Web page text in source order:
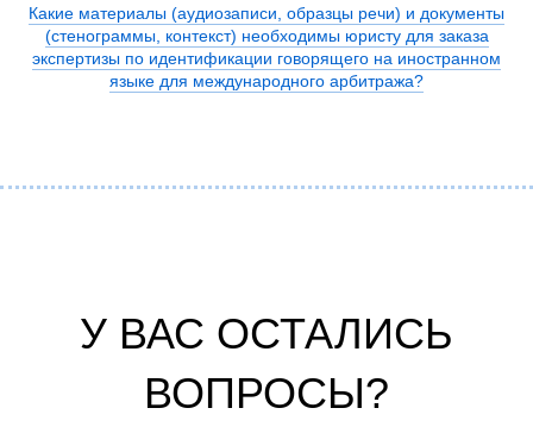
Какие материалы (аудиозаписи, образцы речи) и документы
(стенограммы, контекст) необходимы юристу для заказа
экспертизы по идентификации говорящего на иностранном
языке для международного арбитража?
У ВАС ОСТАЛИСЬ
ВОПРОСЫ?